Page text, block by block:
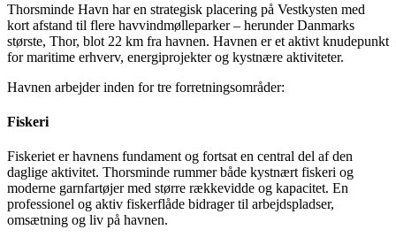
Thorsminde Havn har en strategisk placering på Vestkysten med
kort afstand til flere havvindmølleparker – herunder Danmarks
største, Thor, blot 22 km fra havnen. Havnen er et aktivt knudepunkt
for maritime erhverv, energiprojekter og kystnære aktiviteter.
Havnen arbejder inden for tre forretningsområder:
Fiskeri
Fiskeriet er havnens fundament og fortsat en central del af den
daglige aktivitet. Thorsminde rummer både kystnært fiskeri og
moderne garnfartøjer med større rækkevidde og kapacitet. En
professionel og aktiv fiskerflåde bidrager til arbejdspladser,
omsætning og liv på havnen.